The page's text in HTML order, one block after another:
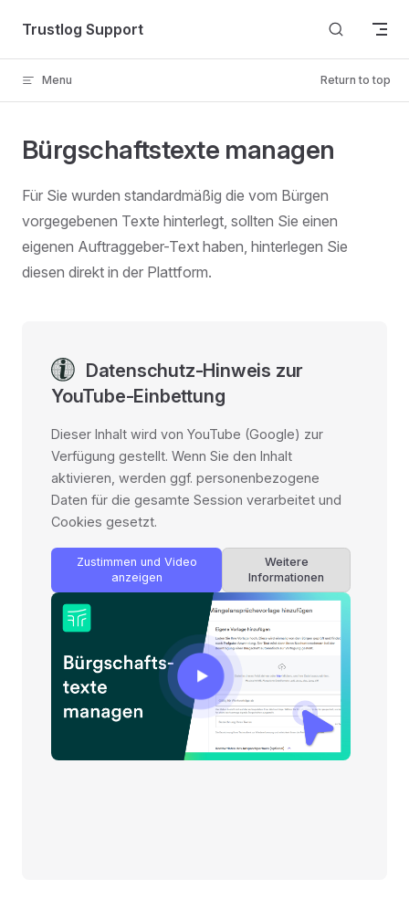
Skip to content
Trustlog Support
Menu Return to top
Bürgschaftstexte managen
Für Sie wurden standardmäßig die vom Bürgen
vorgegebenen Texte hinterlegt, sollten Sie einen
eigenen Auftraggeber-Text haben, hinterlegen Sie
diesen direkt in der Plattform.
Datenschutz-Hinweis zur
YouTube-Einbettung
Dieser Inhalt wird von YouTube (Google) zur
Verfügung gestellt. Wenn Sie den Inhalt
aktivieren, werden ggf. personenbezogene
Daten für die gesamte Session verarbeitet und
Cookies gesetzt.
Zustimmen und Video
anzeigen
Weitere
Informationen